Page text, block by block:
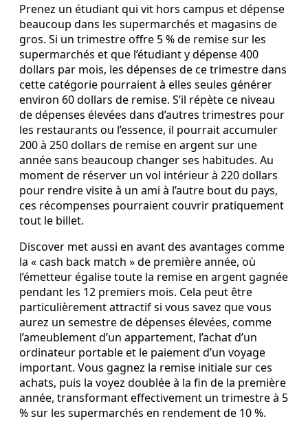
Prenez un étudiant qui vit hors campus et dépense
beaucoup dans les supermarchés et magasins de
gros. Si un trimestre offre 5 % de remise sur les
supermarchés et que l’étudiant y dépense 400
dollars par mois, les dépenses de ce trimestre dans
cette catégorie pourraient à elles seules générer
environ 60 dollars de remise. S’il répète ce niveau
de dépenses élevées dans d’autres trimestres pour
les restaurants ou l’essence, il pourrait accumuler
200 à 250 dollars de remise en argent sur une
année sans beaucoup changer ses habitudes. Au
moment de réserver un vol intérieur à 220 dollars
pour rendre visite à un ami à l’autre bout du pays,
ces récompenses pourraient couvrir pratiquement
tout le billet.
Discover met aussi en avant des avantages comme
la « cash back match » de première année, où
l’émetteur égalise toute la remise en argent gagnée
pendant les 12 premiers mois. Cela peut être
particulièrement attractif si vous savez que vous
aurez un semestre de dépenses élevées, comme
l’ameublement d’un appartement, l’achat d’un
ordinateur portable et le paiement d’un voyage
important. Vous gagnez la remise initiale sur ces
achats, puis la voyez doublée à la fin de la première
année, transformant effectivement un trimestre à 5
% sur les supermarchés en rendement de 10 %.